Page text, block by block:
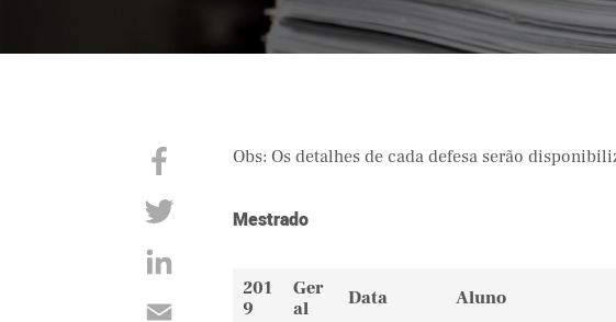
Obs: Os detalhes de cada defesa serão
Mestrado
201
9
Ger
al
Data Aluno